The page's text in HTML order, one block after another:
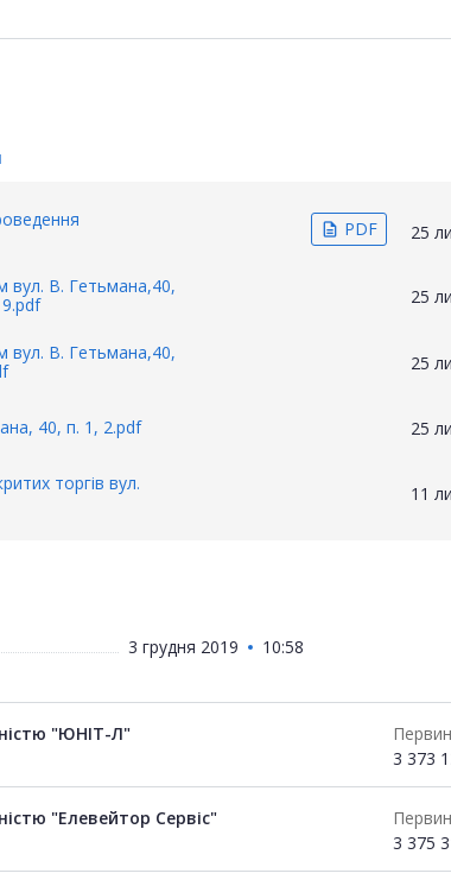
description PDF 25
вул. В. Гетьмана,40,
25
вул. В. Гетьмана,40,
25
40, п. 1, 2.pdf 25
торгів вул.
11
3 грудня 2019 10:58
"ЮНІТ-Л"
3 373
"Елевейтор Сервіс"
3 375